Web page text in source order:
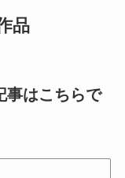
品
事はこちらで